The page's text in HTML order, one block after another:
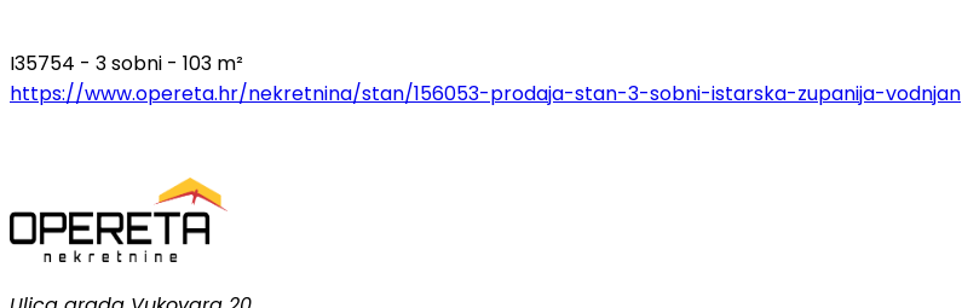
I35754 - 3 sobni - 103 m²
https://www.opereta.hr/nekretnina/stan/156053-prodaja-stan-3-sobni-istarska-zupanija-vodnjan